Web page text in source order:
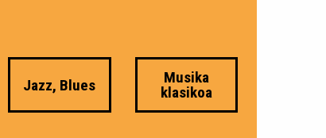
Jazz, Blues
Musika
klasikoa